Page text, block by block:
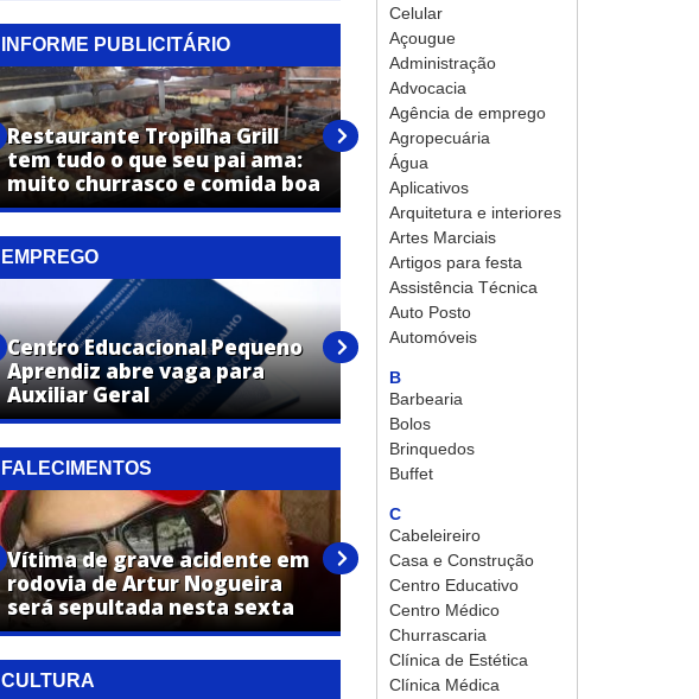
Celular
Açougue
Administração
Advocacia
Agência de emprego
Agropecuária
Água
Aplicativos
Arquitetura e interiores
Artes Marciais
Artigos para festa
Assistência Técnica
Auto Posto
Automóveis
B
Barbearia
Bolos
Brinquedos
Buffet
C
Cabeleireiro
Casa e Construção
Centro Educativo
Centro Médico
Churrascaria
Clínica de Estética
Clínica Médica
INFORME PUBLICITÁRIO
Restaurante Tropilha Grill
tem tudo o que seu pai ama:
muito churrasco e comida boa
GB Veículos no Feirão:
Oportunidades imperdíveis de
7 a 9 de agosto em Artur
Nogueira
EMPREGO
Centro Educacional Pequeno
Aprendiz abre vaga para
Auxiliar Geral
Macofer oferece
oportunidade de emprego em
Artur Nogueira!
FALECIMENTOS
Vítima de grave acidente em
rodovia de Artur Nogueira
será sepultada nesta sexta
Moradora de Artur Nogueira,
Maria Casturina Queiroz
morre aos 68 anos
CULTURA